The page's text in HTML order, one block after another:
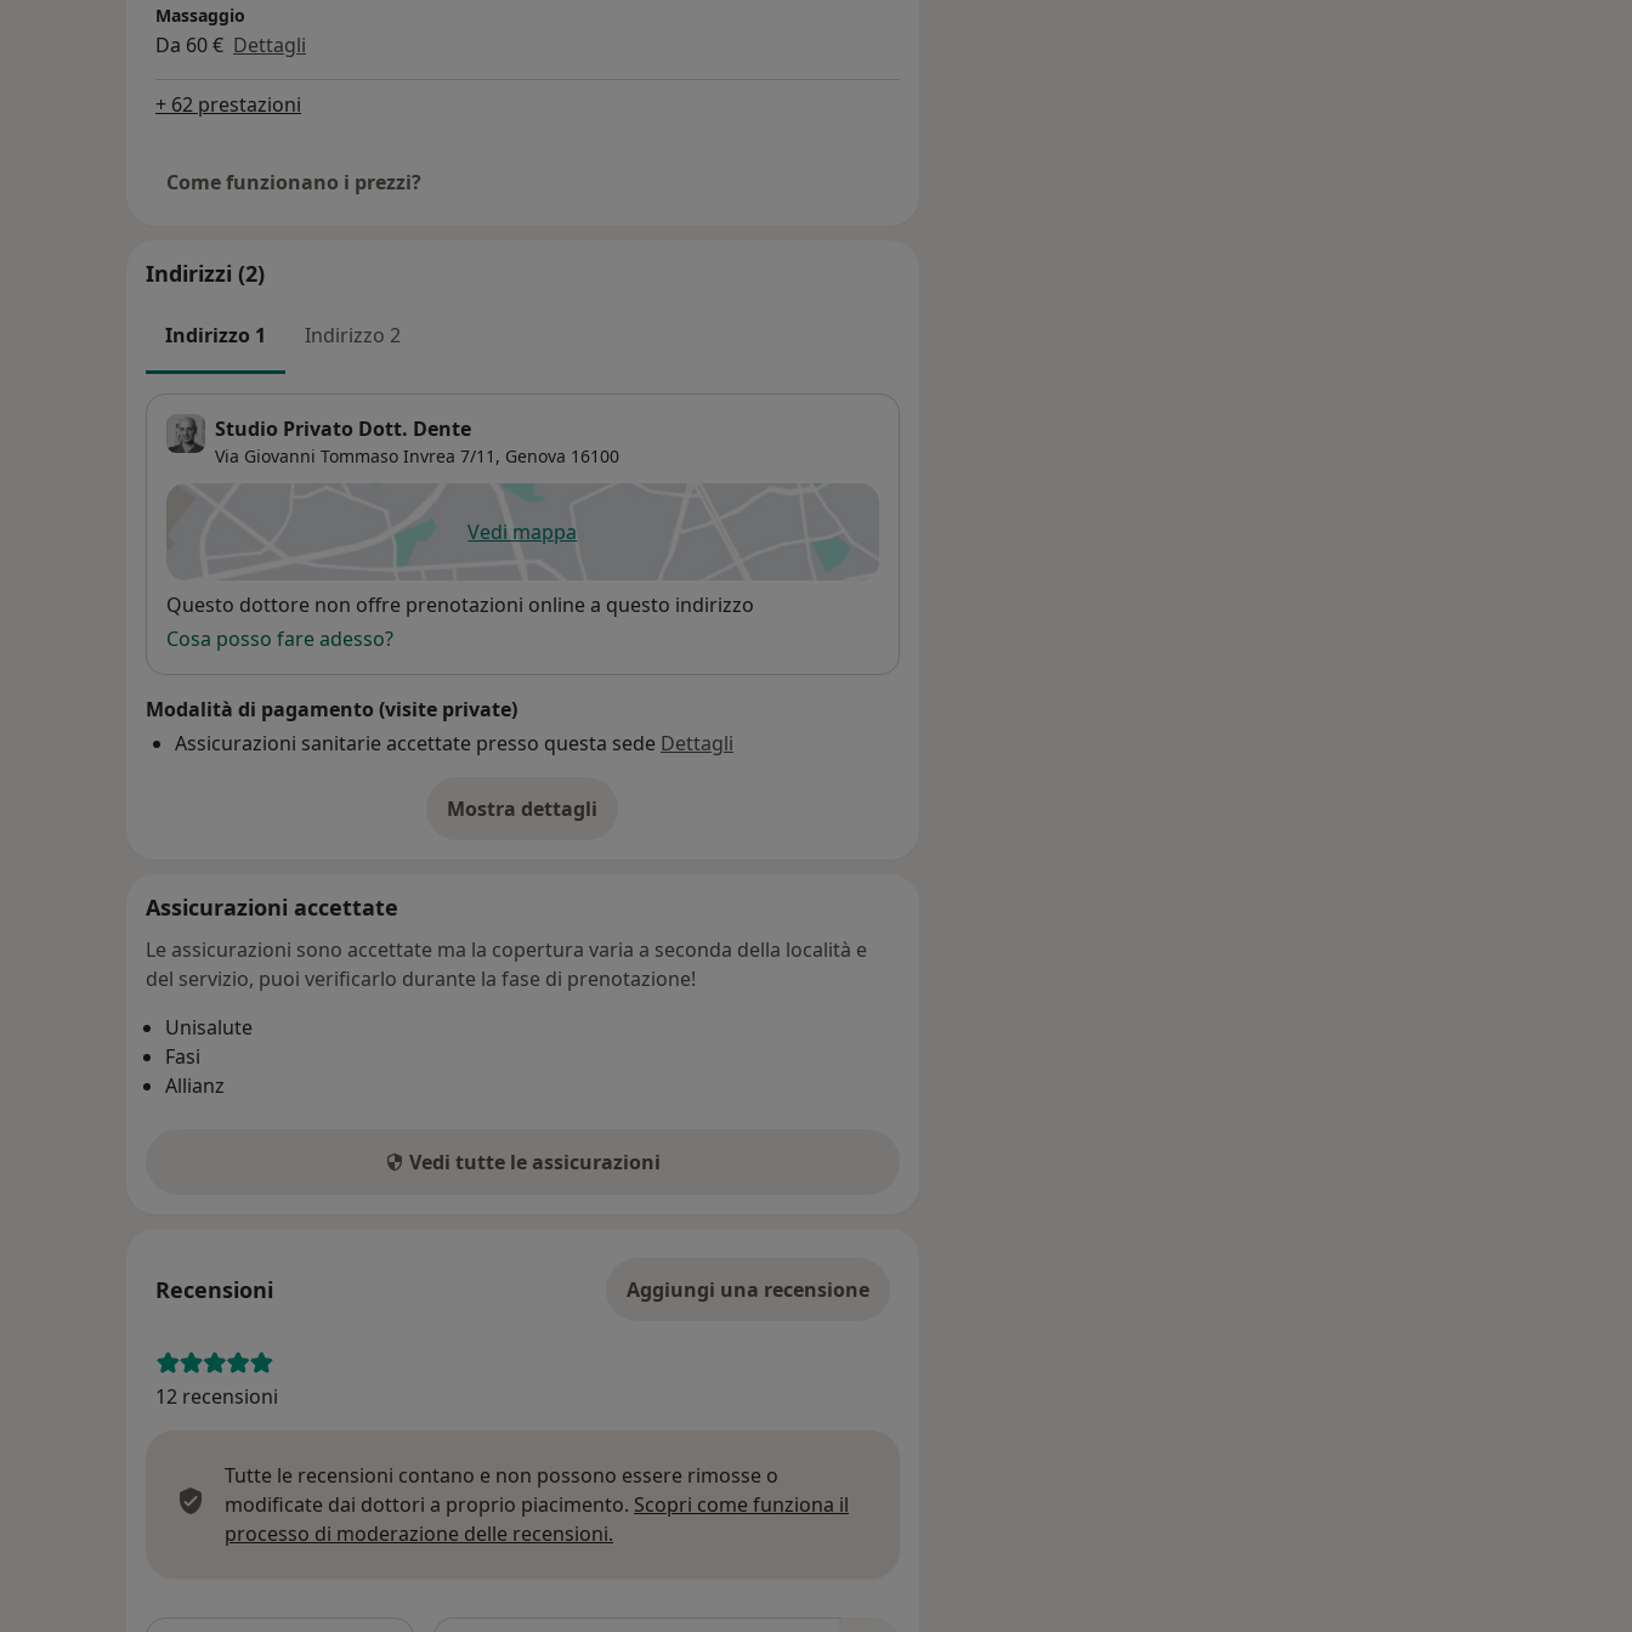
Massaggio
Da 60 € Dettagli
+ 62 prestazioni
Come funzionano i prezzi?
Indirizzi (2)
Indirizzo 1 Indirizzo 2
Studio Privato Dott. Dente
Via Giovanni Tommaso Invrea 7/11, Genova 16100
Vedi mappasi apre in una nuova scheda
Disponibilità
Questo dottore non offre prenotazioni online a questo indirizzo
Cosa posso fare adesso?
Modalità di pagamento (visite private)
Assicurazioni sanitarie accettate presso questa sede Dettagli
Mostra dettagli
sull'indirizzo
Assicurazioni accettate
Le assicurazioni sono accettate ma la copertura varia a seconda della località e
del servizio, puoi verificarlo durante la fase di prenotazione!
Unisalute
Fasi
Allianz
Vedi tutte le assicurazioni
Recensioni Aggiungi una recensione
12 recensioni
Tutte le recensioni contano e non possono essere rimosse o
modificate dai dottori a proprio piacimento. Scopri come funziona il
processo di moderazione delle recensioni.